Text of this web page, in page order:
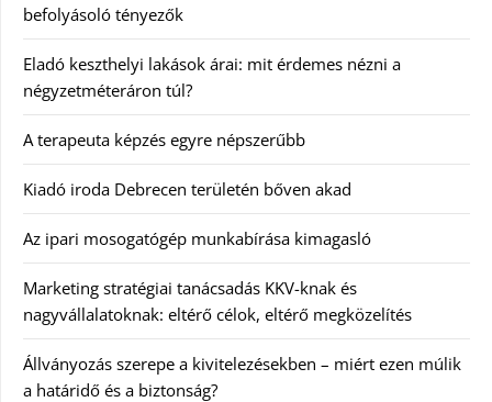
befolyásoló tényezők
Eladó keszthelyi lakások árai: mit érdemes nézni a
négyzetméteráron túl?
A terapeuta képzés egyre népszerűbb
Kiadó iroda Debrecen területén bőven akad
Az ipari mosogatógép munkabírása kimagasló
Marketing stratégiai tanácsadás KKV-knak és
nagyvállalatoknak: eltérő célok, eltérő megközelítés
Állványozás szerepe a kivitelezésekben – miért ezen múlik
a határidő és a biztonság?